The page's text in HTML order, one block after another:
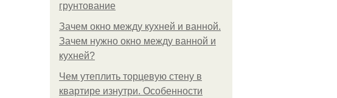
грунтование
Зачем окно между кухней и ванной.
Зачем нужно окно между ванной и
кухней?
Чем утеплить торцевую стену в
квартире изнутри. Особенности